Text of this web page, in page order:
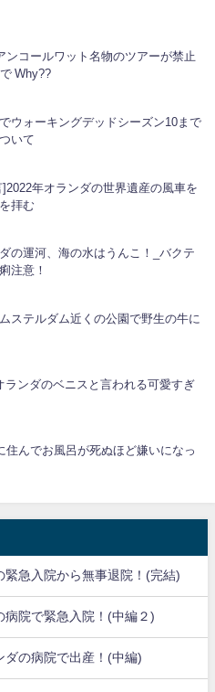
コールワット名物のツアーが禁止
Why??
ウォーキングデッドシーズン10まで
いて
年オランダの世界遺産の風車を
拝む
の運河、海の水はうんこ！_バクテ
注意！
ステルダム近くの公園で野生の牛に
ランダのベニスと言われる可愛すぎ
住んでお風呂が死ぬほど嫌いになっ
急入院から無事退院！(完結)
病院で緊急入院！(中編２)
ダの病院で出産！(中編)